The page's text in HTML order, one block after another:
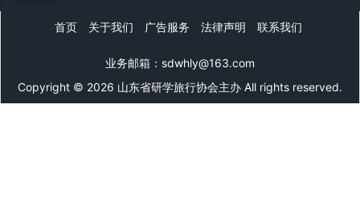
首页 关于我们 广告服务 法律声明 联系我们
业务邮箱：sdwhly@163.com
Copyright © 2026 山东省研学旅行协会主办 All rights reserved.